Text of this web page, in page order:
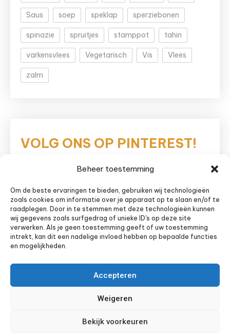
Beheer toestemming
Om de beste ervaringen te bieden, gebruiken wij technologieën
zoals cookies om informatie over je apparaat op te slaan en/of te
raadplegen. Door in te stemmen met deze technologieën kunnen
wij gegevens zoals surfgedrag of unieke ID's op deze site
verwerken. Als je geen toestemming geeft of uw toestemming
intrekt, kan dit een nadelige invloed hebben op bepaalde functies
en mogelijkheden.
Accepteren
Weigeren
Bekijk voorkeuren
Saus soep speklap sperziebonen
spinazie spruitjes stamppot tahin
varkensvlees Vegetarisch Vis Vlees
zalm
VOLG ONS OP PINTEREST!